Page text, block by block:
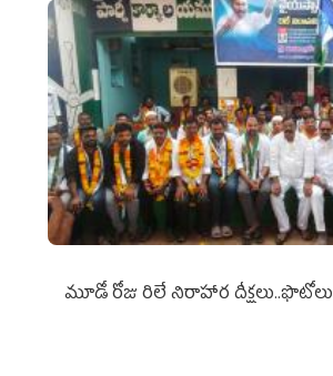
మూడో రోజు రిలే నిరాహార దీక్షలు..ఫొటోలు